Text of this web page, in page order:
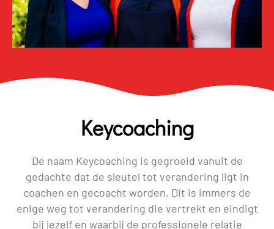
Keycoaching
De naam Keycoaching is gegroeid vanuit de
gedachte dat de sleutel tot verandering ligt in
coachen en gecoacht worden. Dit is immers de
enige weg tot verandering die vertrekt en eindigt
bij jezelf en waarbij de professionele relatie